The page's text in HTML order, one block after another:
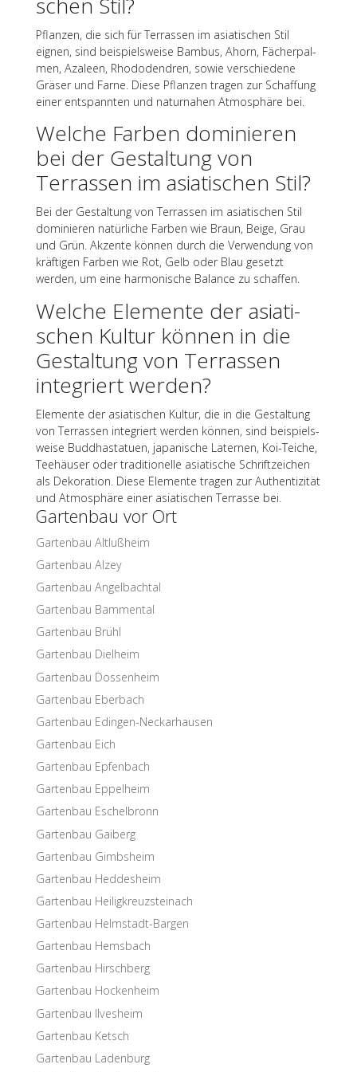
Pflan­zen, die sich für Terras­sen im asia­ti­schen Stil
eignen, sind beispiels­weise Bambus, Ahorn, Fächer­pal­
men, Azaleen, Rhodo­den­dren, sowie verschie­dene
Gräser und Farne. Diese Pflan­zen tragen zur Schaf­fung
einer entspann­ten und natur­na­hen Atmo­sphäre bei.
Welche Farben domi­nie­ren
bei der Gestal­tung von
Terras­sen im asia­ti­schen Stil?
Bei der Gestal­tung von Terras­sen im asia­ti­schen Stil
domi­nie­ren natür­li­che Farben wie Braun, Beige, Grau
und Grün. Akzente können durch die Verwen­dung von
kräf­ti­gen Farben wie Rot, Gelb oder Blau gesetzt
werden, um eine harmo­ni­sche Balance zu schaffen.
Welche Elemente der asia­ti­
schen Kultur können in die
Gestal­tung von Terras­sen
inte­griert werden?
Elemente der asia­ti­schen Kultur, die in die Gestal­tung
von Terras­sen inte­griert werden können, sind beispiels­
weise Buddha­sta­tuen, japa­ni­sche Later­nen, Koi-Teiche,
Teehäu­ser oder tradi­tio­nelle asia­ti­sche Schrift­zei­chen
als Deko­ra­tion. Diese Elemente tragen zur Authen­ti­zi­tät
und Atmo­sphäre einer asia­ti­schen Terrasse bei.
Garten­bau vor Ort
Garten­bau Altlußheim
Garten­bau Alzey
Garten­bau Angelbachtal
Garten­bau Bammental
Garten­bau Brühl
Garten­bau Dielheim
Garten­bau Dossenheim
Garten­bau Eberbach
Garten­bau Edingen-Neckarhausen
Garten­bau Eich
Garten­bau Epfenbach
Garten­bau Eppelheim
Garten­bau Eschelbronn
Garten­bau Gaiberg
Garten­bau Gimbsheim
Garten­bau Heddesheim
Garten­bau Heiligkreuzsteinach
Garten­bau Helmstadt-Bargen
Garten­bau Hemsbach
Garten­bau Hirschberg
Garten­bau Hockenheim
Garten­bau Ilvesheim
Garten­bau Ketsch
Garten­bau Ladenburg